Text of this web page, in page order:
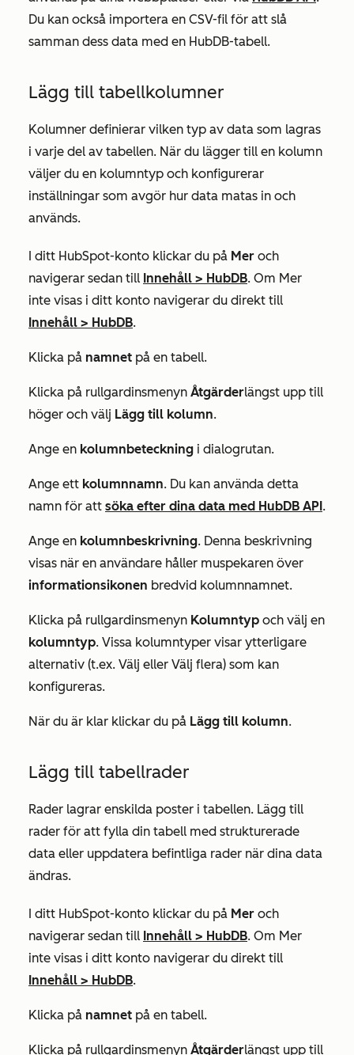
Du kan också importera en CSV-fil för att slå
samman dess data med en HubDB-tabell.
Lägg till tabellkolumner
Kolumner definierar vilken typ av data som lagras
i varje del av tabellen. När du lägger till en kolumn
väljer du en kolumntyp och konfigurerar
inställningar som avgör hur data matas in och
används.
I ditt HubSpot-konto klickar du på Mer och
navigerar sedan till Innehåll > HubDB. Om Mer
inte visas i ditt konto navigerar du direkt till
Innehåll > HubDB.
Klicka på namnet på en tabell.
Klicka på rullgardinsmenyn Åtgärderlängst upp till
höger och välj Lägg till kolumn.
Ange en kolumnbeteckning i dialogrutan.
Ange ett kolumnnamn. Du kan använda detta
namn för att söka efter dina data med HubDB API.
Ange en kolumnbeskrivning. Denna beskrivning
visas när en användare håller muspekaren över
informationsikonen bredvid kolumnnamnet.
Klicka på rullgardinsmenyn Kolumntyp och välj en
kolumntyp. Vissa kolumntyper visar ytterligare
alternativ (t.ex. Välj eller Välj flera) som kan
konfigureras.
När du är klar klickar du på Lägg till kolumn.
Lägg till tabellrader
Rader lagrar enskilda poster i tabellen. Lägg till
rader för att fylla din tabell med strukturerade
data eller uppdatera befintliga rader när dina data
ändras.
I ditt HubSpot-konto klickar du på Mer och
navigerar sedan till Innehåll > HubDB. Om Mer
inte visas i ditt konto navigerar du direkt till
Innehåll > HubDB.
Klicka på namnet på en tabell.
Klicka på rullgardinsmenyn Åtgärderlängst upp till